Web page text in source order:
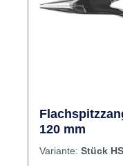
120 mm
Variante: Stück